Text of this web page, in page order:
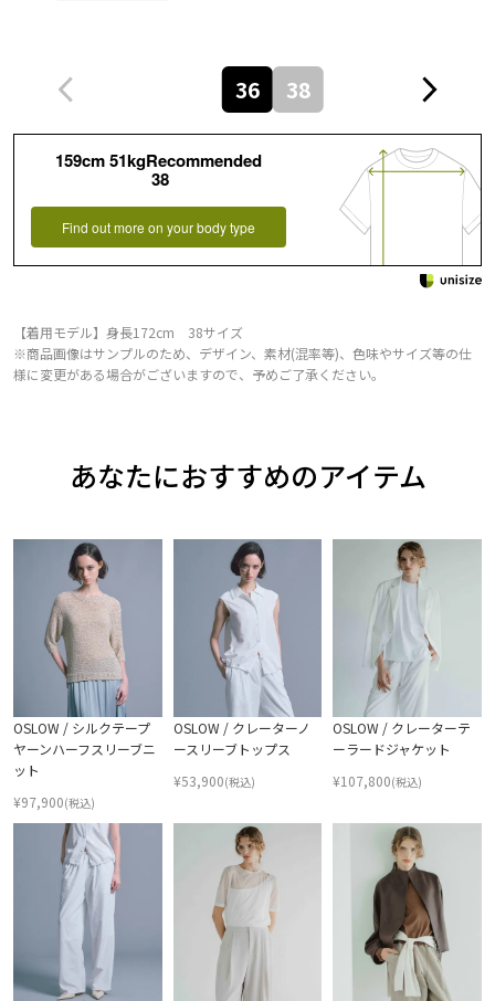
36 38
159cm 51kgRecommended
38
Find out more on your body type
【着用モデル】身長172cm 38サイズ
※商品画像はサンプルのため、デザイン、素材(混率等)、色味やサイズ等の仕
様に変更がある場合がございますので、予めご了承ください。
あなたにおすすめのアイテム
OSLOW / シルクテープ
ヤーンハーフスリーブニ
ット
¥97,900(税込)
OSLOW / クレーターノ
ースリーブトップス
¥53,900(税込)
OSLOW / クレーターテ
ーラードジャケット
¥107,800(税込)